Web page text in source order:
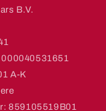
B.V.
000040531651
A-K
859105519B01